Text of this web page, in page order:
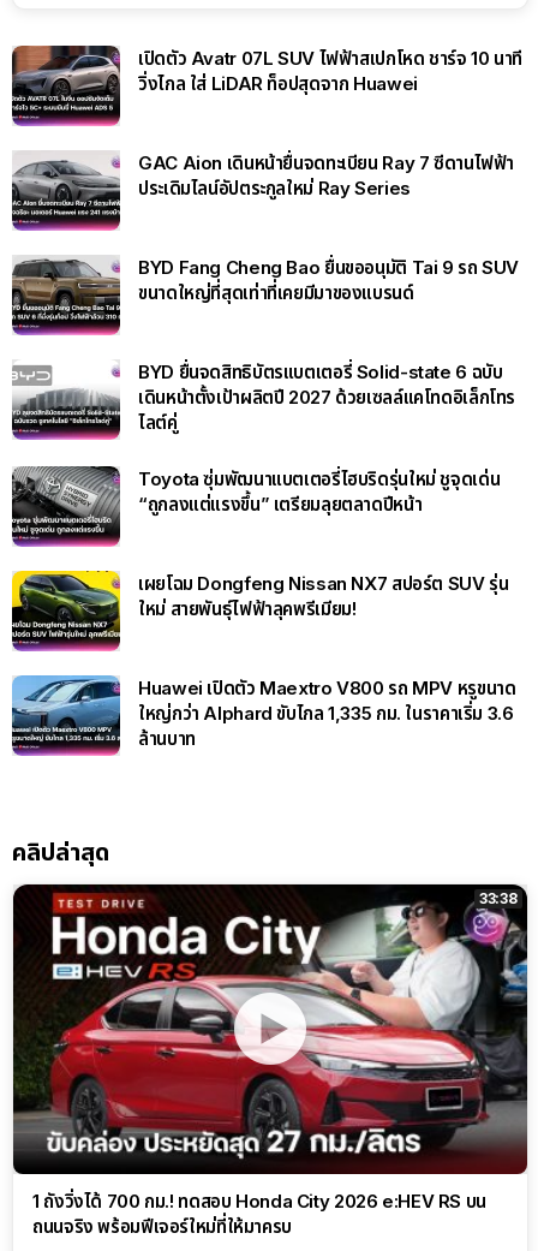
เปิดตัว Avatr 07L SUV ไฟฟ้าสเปกโหด ชาร์จ 10 นาที
วิ่งไกล ใส่ LiDAR ท็อปสุดจาก Huawei
GAC Aion เดินหน้ายื่นจดทะเบียน Ray 7 ซีดานไฟฟ้า
ประเดิมไลน์อัปตระกูลใหม่ Ray Series
BYD Fang Cheng Bao ยื่นขออนุมัติ Tai 9 รถ SUV
ขนาดใหญ่ที่สุดเท่าที่เคยมีมาของแบรนด์
BYD ยื่นจดสิทธิบัตรแบตเตอรี่ Solid-state 6 ฉบับ
เดินหน้าตั้งเป้าผลิตปี 2027 ด้วยเซลล์แคโทดอิเล็กโทร
ไลต์คู่
Toyota ซุ่มพัฒนาแบตเตอรี่ไฮบริดรุ่นใหม่ ชูจุดเด่น
“ถูกลงแต่แรงขึ้น” เตรียมลุยตลาดปีหน้า
เผยโฉม Dongfeng Nissan NX7 สปอร์ต SUV รุ่น
ใหม่ สายพันธุ์ไฟฟ้าลุคพรีเมียม!
Huawei เปิดตัว Maextro V800 รถ MPV หรูขนาด
ใหญ่กว่า Alphard ขับไกล 1,335 กม. ในราคาเริ่ม 3.6
ล้านบาท
คลิปล่าสุด
33:38
1 ถังวิ่งได้ 700 กม.! ทดสอบ Honda City 2026 e:HEV RS บน
ถนนจริง พร้อมฟีเจอร์ใหม่ที่ให้มาครบ